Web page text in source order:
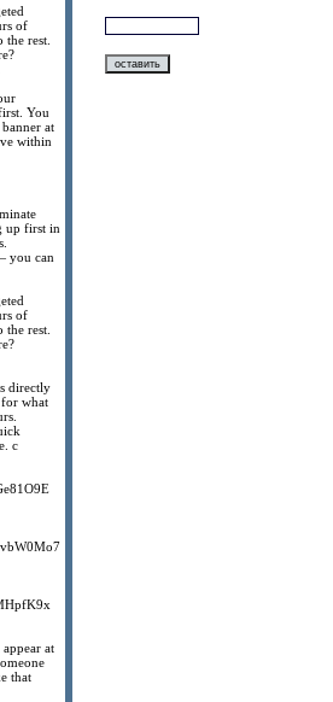
of
rest.
You
at
within
up first in
you can
of
rest.
directly
what
c
at
that